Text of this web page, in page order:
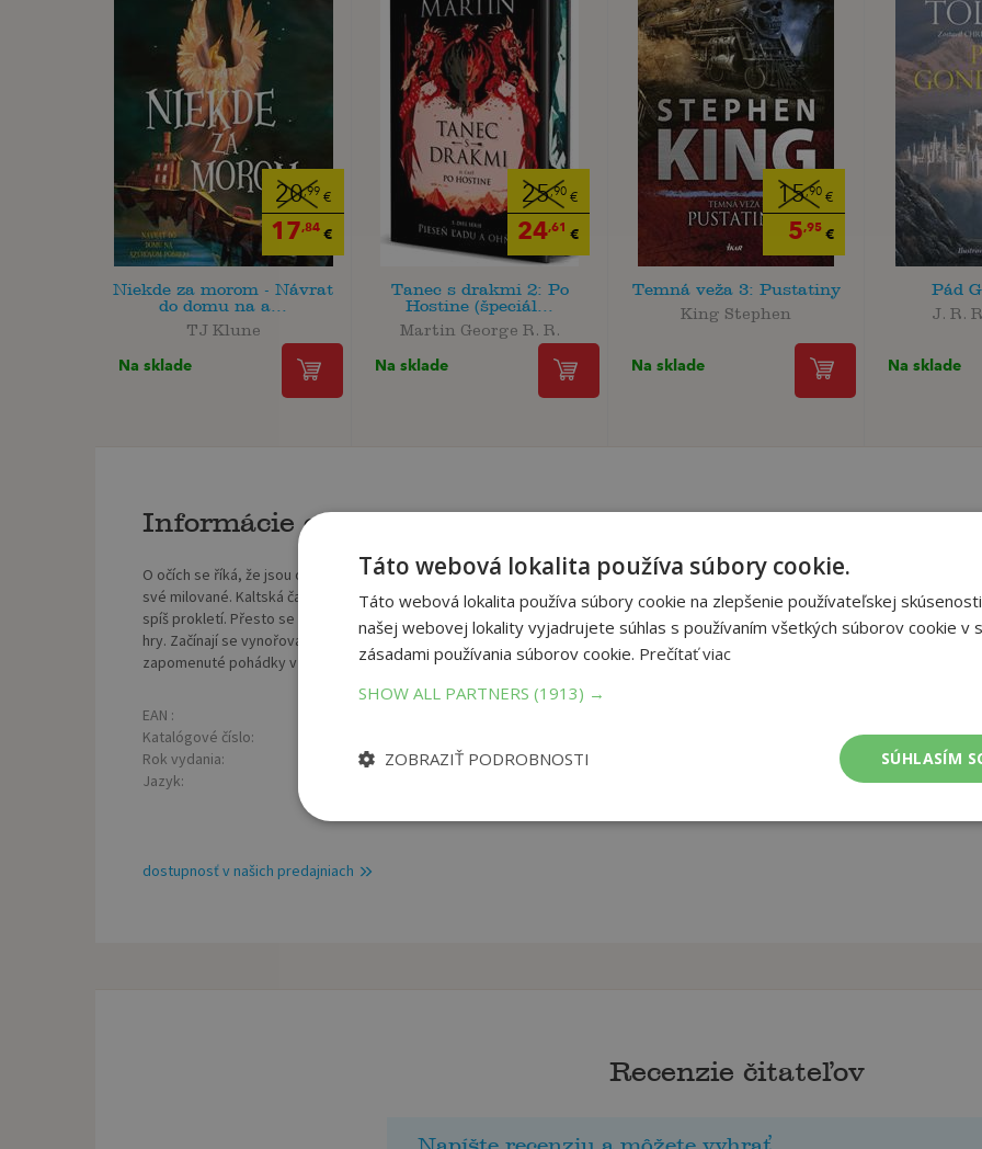
20,99 €
17,84 €
Niekde za morom - Návrat
do domu na a...
TJ Klune
Na sklade
25,90€
24,61 €
Tanec s drakmi 2: Po
Hostine (špeciál...
Martin George R. R.
Na sklade
15,90€
5,95€
Temná veža 3: Pustatiny
King Stephen
Na sklade
Pád
J. R.
Na sklade
Informácie o knihe
O očích se říká, že jsou oknem do duše. Ty Ankařiny připomínají pohled do zrcadla a kdo do nich pohlédne, znovu spatří
své milované. Kaltská čarodějka a schovanka arcimága se naučila se svým darem žít, a už ani nepřemýšlí, zda to není
spíš prokletí. Přesto se může její život ocitnout v troskách mávnutím motýlích křídel. Jakoby nestačily intriky a politické
hry. Začínají se vynořovat i bezejmenné stíny dávnověku. Odkaz bytostí, kterým stačí pár kapek krve, aby proměnily
zapomenuté pohádky v krutou realitu.
EAN :
Katalógové číslo:
Rok vydania:
Jazyk:
Rozmer:
dostupnosť v našich predajniach
Recenzie čitateľov
Táto webová lokalita používa súbory cookie.
Táto webová lokalita používa súbory cookie na zlepšenie používateľskej
našej webovej lokality vyjadrujete súhlas s používaním všetkých súborov cookie v
zásadami používania súborov cookie. Prečítať viac
SHOW ALL PARTNERS (1913) →
SÚHLASÍM
ZOBRAZIŤ PODROBNOSTI